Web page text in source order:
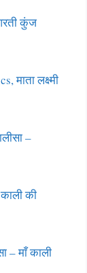
कुंज
माता लक्ष्मी
–
की
– माँ काली